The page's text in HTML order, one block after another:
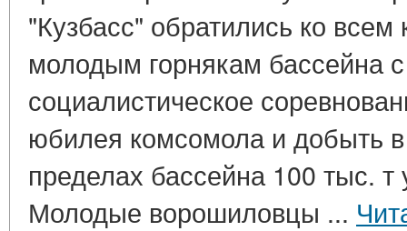
"Кузбасс" обратились ко
молодым горнякам бассейна
социалистическое
юбилея комсомола и добыть
пределах бассейна 100 тыс. т
Молодые ворошиловцы ...